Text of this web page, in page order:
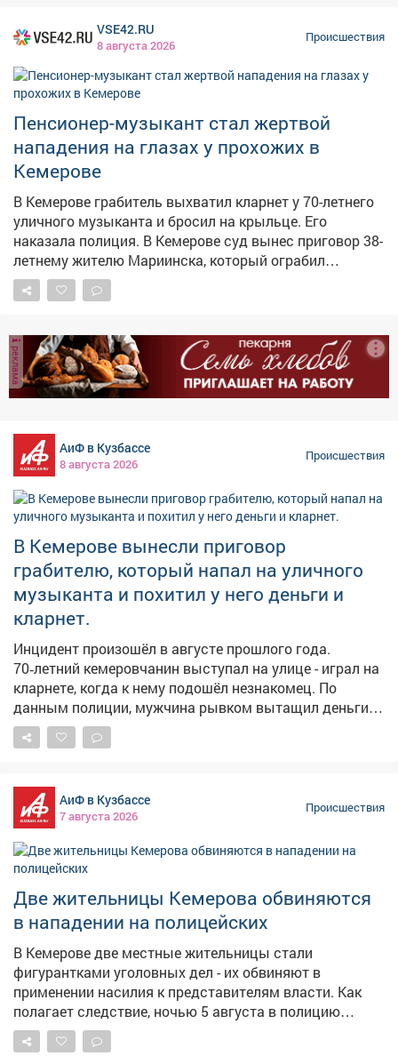
Екатеринбург‑Пассажирский. Ключевую роль в
задержании сыграла современная техника. Камеры
системы биометрической идентификации мгновенно
сопоставили лицо мужчины, зашедшего на вокзал, с
ориентировкой новокузнецкой полиции. Как только
система дала совпадение, дежурный наряд
патрульно‑постовой службы оперативно задержал
подозреваемого. Сам мужчина утверждает, что даже
не подозревал, что находится в розыске. По его
словам, все эти годы он жил в Челябинске и
занимался ремонтом и покраской автомобилей. В
Екатеринбург переехал всего пару месяцев назад, а на
вокзале в момент задержания просто встречал
родственника. Фото: Svetlana Vozmilova /
VSE42.RU
8 августа 2026
Происшествия
Пенсионер-музыкант стал жертвой
нападения на глазах у прохожих в
Кемерове
В Кемерове грабитель выхватил кларнет у 70-летнего
уличного музыканта и бросил на крыльце. Его
наказала полиция. В Кемерове суд вынес приговор 38-
летнему жителю Мариинска, который ограбил
уличного музыканта. Как сообщает полиция Кузбасса,
в августе прошлого года мужчина подошёл к 70-
рывком вытащил деньги из кармана его рубашки,
выхватил инструмент и скрылся. Ущерб составил
около 55 тысяч рублей. Полицейские задержали
грабителя. В ходе расследования выяснилось, что
многоквартирных домов. Инструмент нашли и
вернули законному владельцу. Суд признал мужчину
виновным в грабеже и назначил ему 2 года 9 месяцев
лишения свободы с отбыванием в колонии общего
режима.
реклама
АиФ в Кузбассе
8 августа 2026
Происшествия
В Кемерове вынесли приговор
грабителю, который напал на уличного
музыканта и похитил у него деньги и
кларнет.
Инцидент произошёл в августе прошлого года.
70‑летний кемеровчанин выступал на улице - играл на
кларнете, когда к нему подошёл незнакомец. По
данным полиции, мужчина рывком вытащил деньги
из кармана рубашки музыканта и выхватил
музыкальный инструмент, после чего скрылся. Сумма
оказался 38‑летний житель Мариинска. Выяснилось,
что похищенный кларнет грабитель выбросил на
крыльце подъезда одного из многоквартирных домов
в Кемерове. Полицейские нашли инструмент и вернули
его законному владельцу. Нападавшего осудили по
проведёт в исправительной колонии общего режима.
Фото: Полиция Кузбасса
АиФ в Кузбассе
7 августа 2026
Происшествия
Две жительницы Кемерова обвиняются
в нападении на полицейских
В Кемерове две местные жительницы стали
фигурантками уголовных дел - их обвиняют в
применении насилия к представителям власти. Как
полагает следствие, ночью 5 августа в полицию
поступил вызов: горожане сообщили о нарушении
общественного порядка в одном из районов